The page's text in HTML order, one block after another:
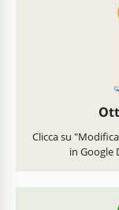
Clicca su
in Google